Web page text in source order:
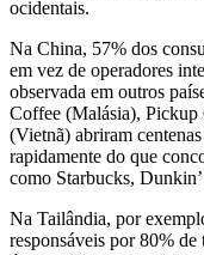
ocidentais.
Na China, 57% dos
em vez de operadores
observada em outros
Coffee (Malásia),
(Vietnã) abriram
rapidamente do que
como Starbucks,
Na Tailândia, por
responsáveis por 80% de